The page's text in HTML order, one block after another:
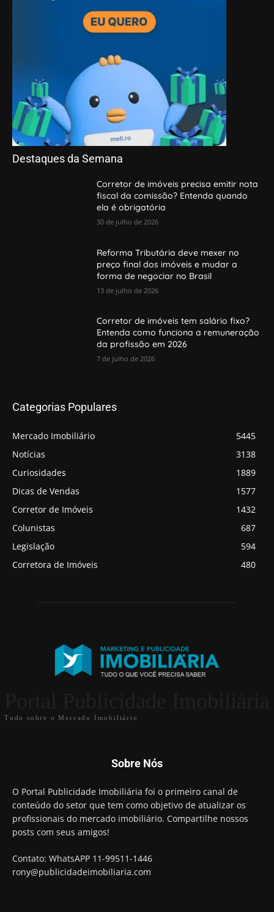
Destaques da Semana
Corretor de imóveis precisa emitir nota
fiscal da comissão? Entenda quando
ela é obrigatória
30 de julho de 2026
Reforma Tributária deve mexer no
preço final dos imóveis e mudar a
forma de negociar no Brasil
13 de julho de 2026
Corretor de imóveis tem salário fixo?
Entenda como funciona a remuneração
da profissão em 2026
7 de julho de 2026
Categorias Populares
Mercado Imobiliário
5445
Notícias
3138
Curiosidades
1889
Dicas de Vendas
1577
Corretor de Imóveis
1432
Colunistas
687
Legislação
594
Corretora de Imóveis
480
Tudo sobre o Mercado Imobiliário
Sobre Nós
O Portal Publicidade Imobiliária foi o primeiro canal de
conteúdo do setor que tem como objetivo de atualizar os
profissionais do mercado imobiliário. Compartilhe nossos
posts com seus amigos!
Contato: WhatsAPP 11-99511-1446
rony@publicidadeimobiliaria.com